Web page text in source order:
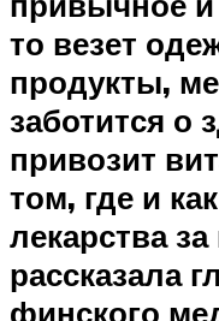
то везет
продукты,
заботится о
привозит
том, где и
лекарства
рассказала
финского